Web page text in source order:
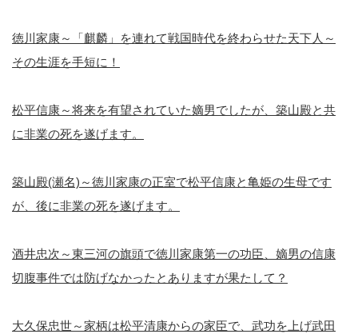
徳川家康～「麒麟」を連れて戦国時代を終わらせた天下人～
その生涯を手短に！
松平信康～将来を有望されていた嫡男でしたが、築山殿と共
に非業の死を遂げます。
築山殿(瀬名)～徳川家康の正室で松平信康と亀姫の生母です
が、後に非業の死を遂げます。
酒井忠次～東三河の旗頭で徳川家康第一の功臣、嫡男の信康
切腹事件では防げなかったとありますが果たして？
大久保忠世～家柄は松平清康からの家臣で、武功を上げ武田